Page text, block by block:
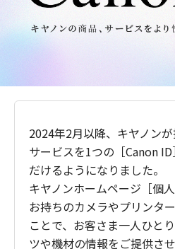
2024年2月以降、キヤノン
サービスを1つの［Canon
だけるようになりました。
キヤノンホームページ［個
お持ちのカメラやプリンタ
ことで、お客さま一人ひと
ツや機材の情報をご提供させ